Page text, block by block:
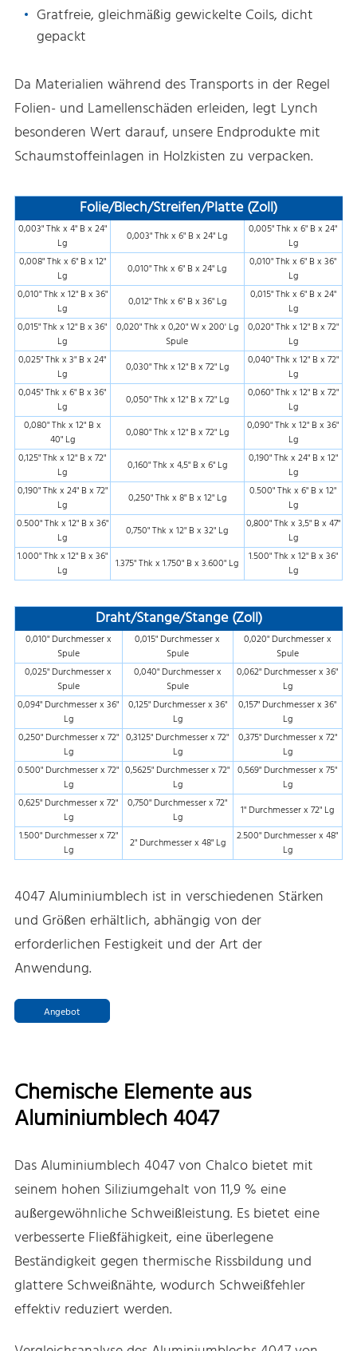
Gratfreie, gleichmäßig gewickelte Coils, dicht
gepackt
Da Materialien während des Transports in der Regel
Folien- und Lamellenschäden erleiden, legt Lynch
besonderen Wert darauf, unsere Endprodukte mit
Schaumstoffeinlagen in Holzkisten zu verpacken.
Folie/Blech/Streifen/Platte (Zoll)
0,003" Thk x 4" B x 24"
Lg
0,003" Thk x 6" B x 24" Lg
0,005" Thk x 6" B x 24"
Lg
0,008" Thk x 6" B x 12"
Lg
0,010" Thk x 6" B x 24" Lg
0,010" Thk x 6" B x 36"
Lg
0,010" Thk x 12" B x 36"
Lg
0,012" Thk x 6" B x 36" Lg
0,015" Thk x 6" B x 24"
Lg
0,015" Thk x 12" B x 36"
Lg
0,020" Thk x 0,20" W x 200' Lg
Spule
0,020" Thk x 12" B x 72"
Lg
0,025" Thk x 3" B x 24"
Lg
0,030" Thk x 12" B x 72" Lg
0,040" Thk x 12" B x 72"
Lg
0,045" Thk x 6" B x 36"
Lg
0,050" Thk x 12" B x 72" Lg
0,060" Thk x 12" B x 72"
Lg
0,080" Thk x 12" B x
40" Lg
0,080" Thk x 12" B x 72" Lg
0,090" Thk x 12" B x 36"
Lg
0,125" Thk x 12" B x 72"
Lg
0,160" Thk x 4,5" B x 6" Lg
0,190" Thk x 24" B x 12"
Lg
0,190" Thk x 24" B x 72"
Lg
0,250" Thk x 8" B x 12" Lg
0.500" Thk x 6" B x 12"
Lg
0.500" Thk x 12" B x 36"
Lg
0,750" Thk x 12" B x 32" Lg
0,800" Thk x 3,5" B x 47"
Lg
1.000" Thk x 12" B x 36"
Lg
1.375" Thk x 1.750" B x 3.600" Lg
1.500" Thk x 12" B x 36"
Lg
Draht/Stange/Stange (Zoll)
0,010" Durchmesser x
Spule
0,015" Durchmesser x
Spule
0,020" Durchmesser x
Spule
0,025" Durchmesser x
Spule
0,040" Durchmesser x
Spule
0,062" Durchmesser x 36"
Lg
0,094" Durchmesser x 36"
Lg
0,125" Durchmesser x 36"
Lg
0,157" Durchmesser x 36"
Lg
0,250" Durchmesser x 72"
Lg
0,3125" Durchmesser x 72"
Lg
0,375" Durchmesser x 72"
Lg
0.500" Durchmesser x 72"
Lg
0,5625" Durchmesser x 72"
Lg
0,569" Durchmesser x 75"
Lg
0,625" Durchmesser x 72"
Lg
0,750" Durchmesser x 72"
Lg
1" Durchmesser x 72" Lg
1.500" Durchmesser x 72"
Lg
2" Durchmesser x 48" Lg
2.500" Durchmesser x 48"
Lg
4047 Aluminiumblech ist in verschiedenen Stärken
und Größen erhältlich, abhängig von der
erforderlichen Festigkeit und der Art der
Anwendung.
Angebot
Chemische Elemente aus
Aluminiumblech 4047
Das Aluminiumblech 4047 von Chalco bietet mit
seinem hohen Siliziumgehalt von 11,9 % eine
außergewöhnliche Schweißleistung. Es bietet eine
verbesserte Fließfähigkeit, eine überlegene
Beständigkeit gegen thermische Rissbildung und
glattere Schweißnähte, wodurch Schweißfehler
effektiv reduziert werden.